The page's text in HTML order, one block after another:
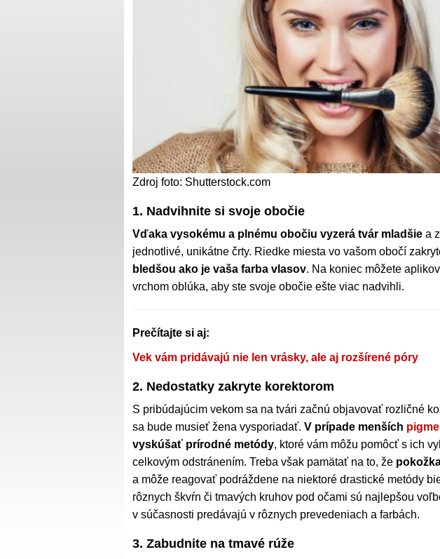
Zdroj foto: Shutterstock.com
1. Nadvihnite si svoje obočie
Vďaka vysokému a plnému obočiu vyzerá tvár mladšie a
jednotlivé, unikátne črty. Riedke miesta vo vašom obočí
bledšou ako je vaša farba vlasov. Na koniec môžete
vrchom oblúka, aby ste svoje obočie ešte viac nadvihli.
Prečítajte si aj:
Vek vám pridávajú nie len vrásky, ale aj rozšírené póry
2. Nedostatky zakryte korektorom
S pribúdajúcim vekom sa na tvári začnú objavovať rozličné
sa bude musieť žena vysporiadať. V prípade menších
vyskúšať prírodné metódy, ktoré vám môžu pomôcť s ich
celkovým odstránením. Treba však pamätať na to, že
a môže reagovať podráždene na niektoré drastické metódy
rôznych škvŕn či tmavých kruhov pod očami sú najlepšou
v súčasnosti predávajú v rôznych prevedeniach a farbách.
3. Zabudnite na tmavé rúže